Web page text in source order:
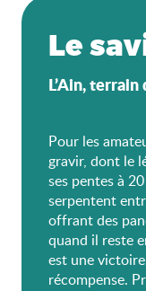
Le
L’Ain,
Pour les
gravir, dont le
ses pentes à
serpentent
offrant des
quand il reste
est une
récompense.